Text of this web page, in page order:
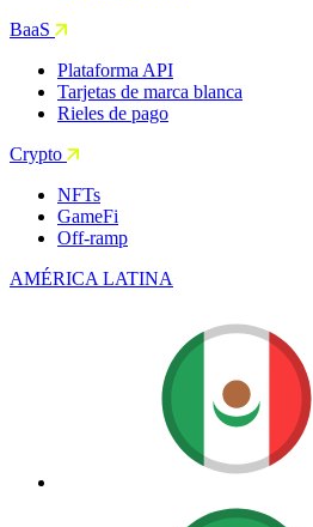
BaaS
Plataforma API
Tarjetas de marca blanca
Rieles de pago
Crypto
NFTs
GameFi
Off-ramp
AMÉRICA LATINA